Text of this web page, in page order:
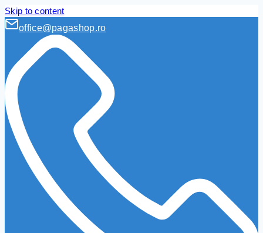
Skip to content
office@pagashop.ro